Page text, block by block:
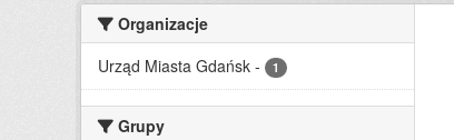
Organizacje
Urząd Miasta Gdańsk - 1
Grupy